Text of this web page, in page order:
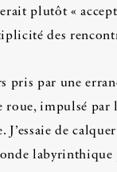
plutôt «
des
pris par une
impulsé par
de
labyrinthique